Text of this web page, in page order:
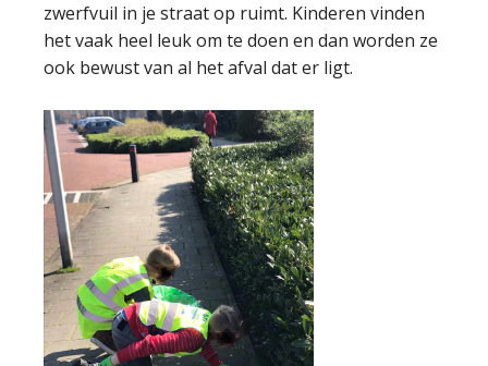
zwerfvuil in je straat op ruimt. Kinderen vinden
het vaak heel leuk om te doen en dan worden ze
ook bewust van al het afval dat er ligt.